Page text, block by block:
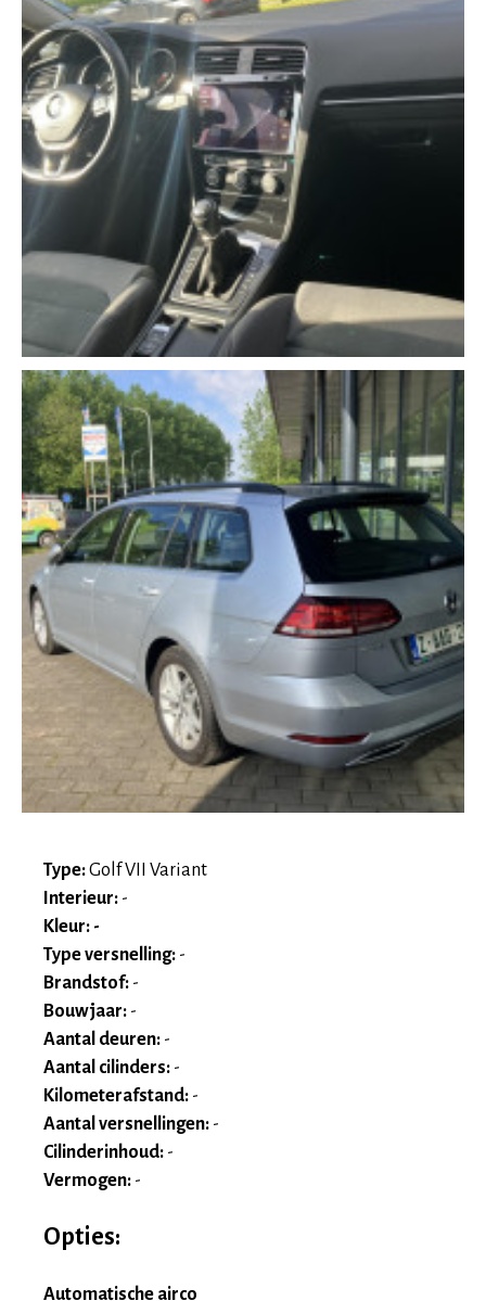
Type:Golf VII Variant
Interieur: -
Kleur: -
Type versnelling: -
Brandstof: -
Bouwjaar: -
Aantal deuren: -
Aantal cilinders: -
Kilometerafstand: -
Aantal versnellingen: -
Cilinderinhoud: -
Vermogen: -
Opties:
Automatische airco